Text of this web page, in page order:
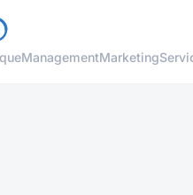
ManagementMarketing